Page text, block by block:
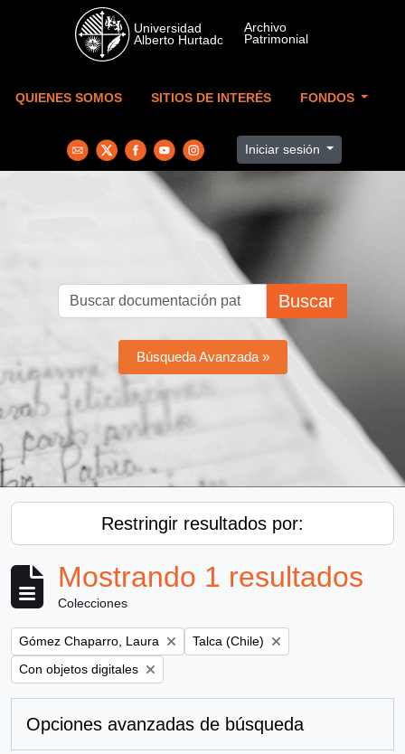
Skip to main content
QUIENES SOMOS SITIOS DE INTERÉS FONDOS
Iniciar sesión
Buscar
Búsqueda Avanzada »
Restringir resultados por:
Mostrando 1 resultados
Colecciones
Remove filter:
Gómez Chaparro, Laura Remove filter:
Talca (Chile)
Remove filter:
Con objetos digitales
Opciones avanzadas de búsqueda